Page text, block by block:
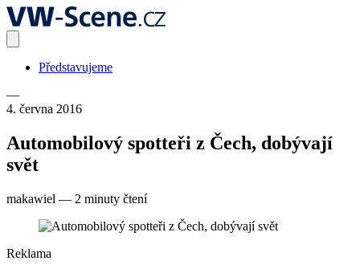
Představujeme
—
4. června 2016
Automobilový spotteři z Čech, dobývají
svět
makawiel — 2 minuty čtení
Reklama